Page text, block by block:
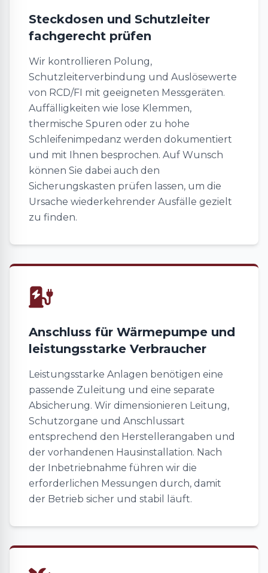
Steckdosen und Schutzleiter
fachgerecht prüfen
Wir kontrollieren Polung,
Schutzleiterverbindung und Auslösewerte
von RCD/FI mit geeigneten Messgeräten.
Auffälligkeiten wie lose Klemmen,
thermische Spuren oder zu hohe
Schleifenimpedanz werden dokumentiert
und mit Ihnen besprochen. Auf Wunsch
können Sie dabei auch den
Sicherungskasten prüfen lassen, um die
Ursache wiederkehrender Ausfälle gezielt
zu finden.
Anschluss für Wärmepumpe und
leistungsstarke Verbraucher
Leistungsstarke Anlagen benötigen eine
passende Zuleitung und eine separate
Absicherung. Wir dimensionieren Leitung,
Schutzorgane und Anschlussart
entsprechend den Herstellerangaben und
der vorhandenen Hausinstallation. Nach
der Inbetriebnahme führen wir die
erforderlichen Messungen durch, damit
der Betrieb sicher und stabil läuft.